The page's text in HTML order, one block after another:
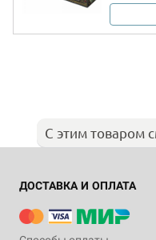
С этим товаром
ДОСТАВКА И ОПЛАТА